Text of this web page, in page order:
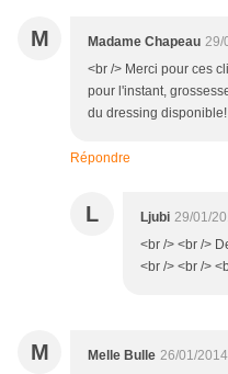
M Madame Chapeau 29/
<br /> Merci pour ces
pour l'instant,
du dressing
Répondre
L Ljubi 29/01/
<br /> <br />
<br /> <br />
M Melle Bulle 26/01/